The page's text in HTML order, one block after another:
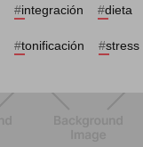
#integración #dieta
#tonificación #stress